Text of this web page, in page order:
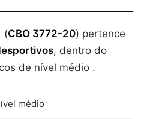
(CBO 3772-20) pertence
, dentro do
de nível médio .
médio